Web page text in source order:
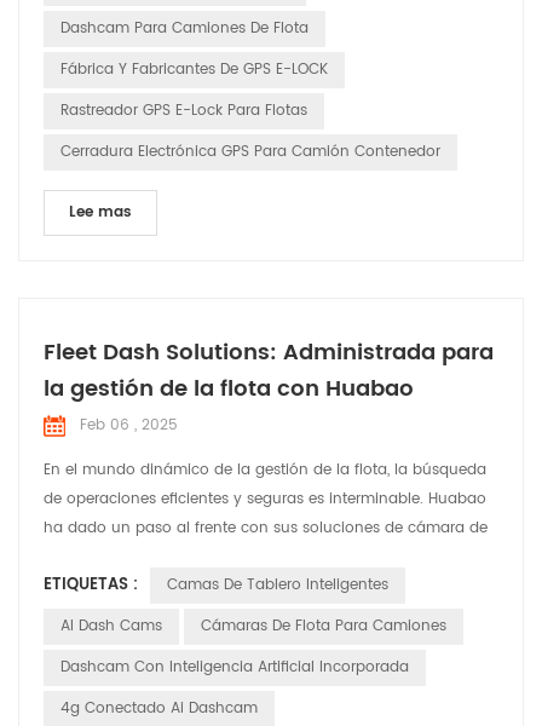
Dashcam Para Camiones De Flota
Fábrica Y Fabricantes De GPS E-LOCK
Rastreador GPS E-Lock Para Flotas
Cerradura Electrónica GPS Para Camión Contenedor
Lee mas
Fleet Dash Solutions: Administrada para
la gestión de la flota con Huabao
Feb 06 , 2025
En el mundo dinámico de la gestión de la flota, la búsqueda
de operaciones eficientes y seguras es interminable. Huabao
ha dado un paso al frente con sus soluciones de cámara de
desafíos específicos que enfrentan los gerentes de flota. Deje
que â s explore cómo estas soluciones están marcando la
ETIQUETAS :
Camas De Tablero Inteligentes
AI Dash Cams
Cámaras De Flota Para Camiones
Dashcam Con Inteligencia Artificial Incorporada
4g Conectado Ai Dashcam